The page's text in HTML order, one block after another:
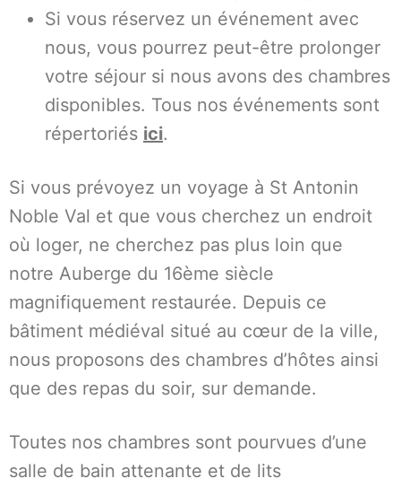
Si vous réservez un événement avec
nous, vous pourrez peut-être prolonger
votre séjour si nous avons des chambres
disponibles. Tous nos événements sont
répertoriés ici.
Si vous prévoyez un voyage à St Antonin
Noble Val et que vous cherchez un endroit
où loger, ne cherchez pas plus loin que
notre Auberge du 16ème siècle
magnifiquement restaurée. Depuis ce
bâtiment médiéval situé au cœur de la ville,
nous proposons des chambres d’hôtes ainsi
que des repas du soir, sur demande.
Toutes nos chambres sont pourvues d’une
salle de bain attenante et de lits